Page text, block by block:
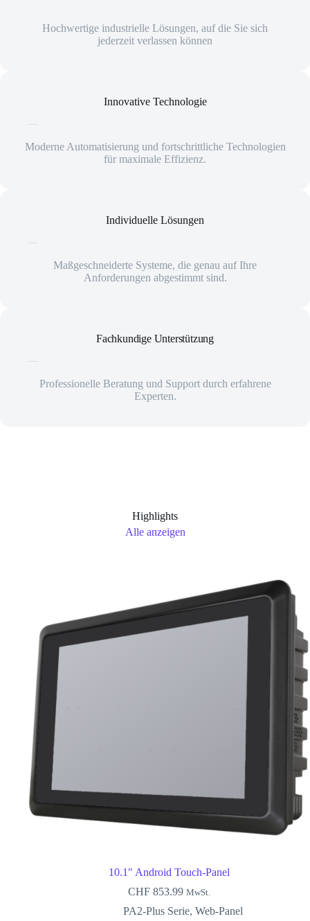
Hochwertige industrielle Lösungen, auf die Sie sich
jederzeit verlassen können
Innovative Technologie
Moderne Automatisierung und fortschrittliche Technologien
für maximale Effizienz.
Individuelle Lösungen
Maßgeschneiderte Systeme, die genau auf Ihre
Anforderungen abgestimmt sind.
Fachkundige Unterstützung
Professionelle Beratung und Support durch erfahrene
Experten.
Highlights
Alle anzeigen
10.1″ Android Touch-Panel
CHF853.99 MwSt.
PA2-Plus Serie, Web-Panel